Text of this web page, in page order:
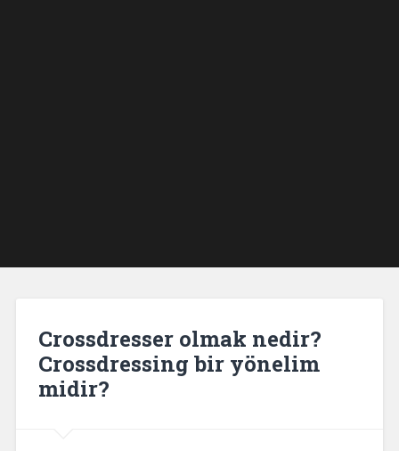
Crossdresser olmak nedir?
Crossdressing bir yönelim
midir?